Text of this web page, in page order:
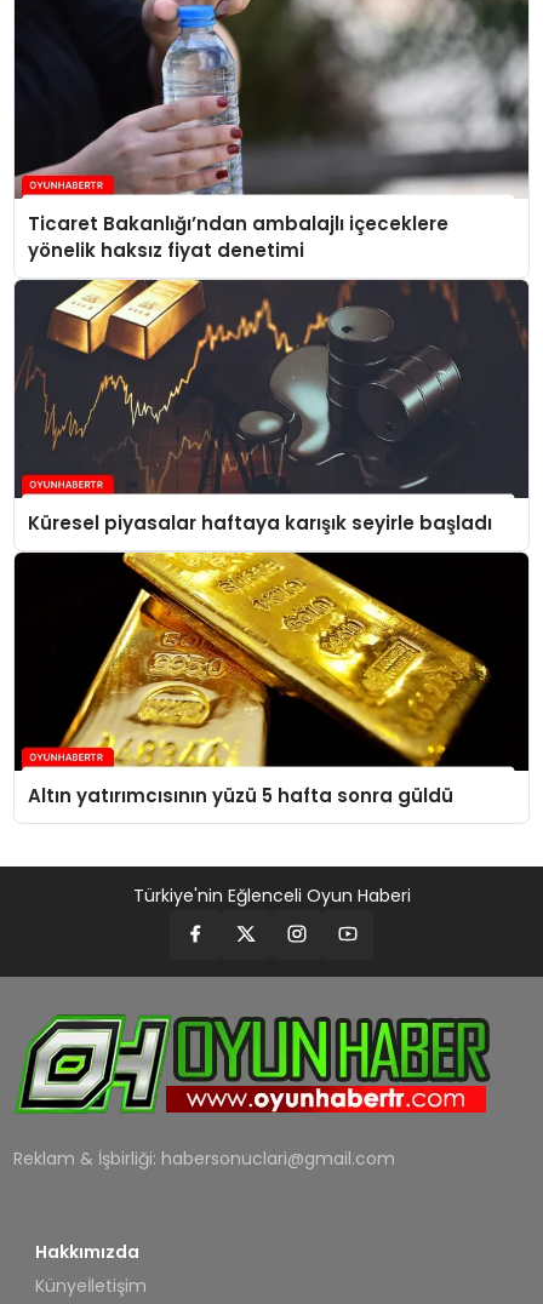
Ticaret Bakanlığı’ndan ambalajlı içeceklere
yönelik haksız fiyat denetimi
Küresel piyasalar haftaya karışık seyirle başladı
Altın yatırımcısının yüzü 5 hafta sonra güldü
Türkiye'nin Eğlenceli Oyun Haberi
Reklam & İşbirliği: habersonuclari@gmail.com
Hakkımızda
Künyeİletişim